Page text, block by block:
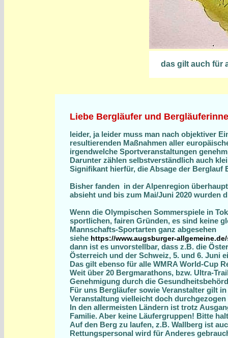
das gilt auch für
Liebe Bergläufer und
leider, ja leider muss man nach objektiver
resultierenden Maßnahmen aller
irgendwelche Sportveranstaltungen
Darunter zählen selbstverständlich auch
Signifikant hierfür, die Absage der Berglauf
Bisher fanden in der Alpenregion
absieht und bis zum Mai/Juni 2020 wurden
Wenn die Olympischen Sommerspiele in
sportlichen, fairen Gründen, es sind keine
Mannschafts-Sportarten ganz abgesehen
siehe https://www.augsburger-
dann ist es unvorstellbar, dass z.B. die
Österreich und der Schweiz, 5. und 6. Juni
Das gilt ebenso für alle WMRA World-Cup
Weit über 20 Bergmarathons, bzw. Ultra-
Genehmigung durch die
Für uns Bergläufer sowie Veranstalter gilt
Veranstaltung vielleicht doch
In den allermeisten Ländern ist trotz
Familie. Aber keine Läufergruppen! Bitte
Auf den Berg zu laufen, z.B. Wallberg ist
Rettungspersonal wird für Anderes